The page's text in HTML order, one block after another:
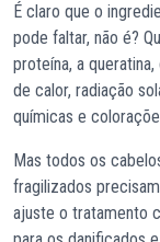
É claro que o
pode faltar, não é?
proteína, a
de calor, radiação
químicas e
Mas todos os
fragilizados
ajuste o tratamento